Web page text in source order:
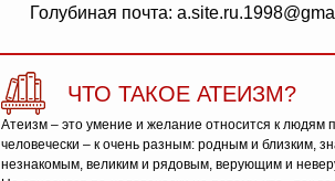
Голубиная почта:
ЧТО ТАКОЕ АТЕИЗМ?
Атеизм – это умение и желание относится к людям
человечески – к очень разным: родным и близким,
незнакомым, великим и рядовым, верующим и